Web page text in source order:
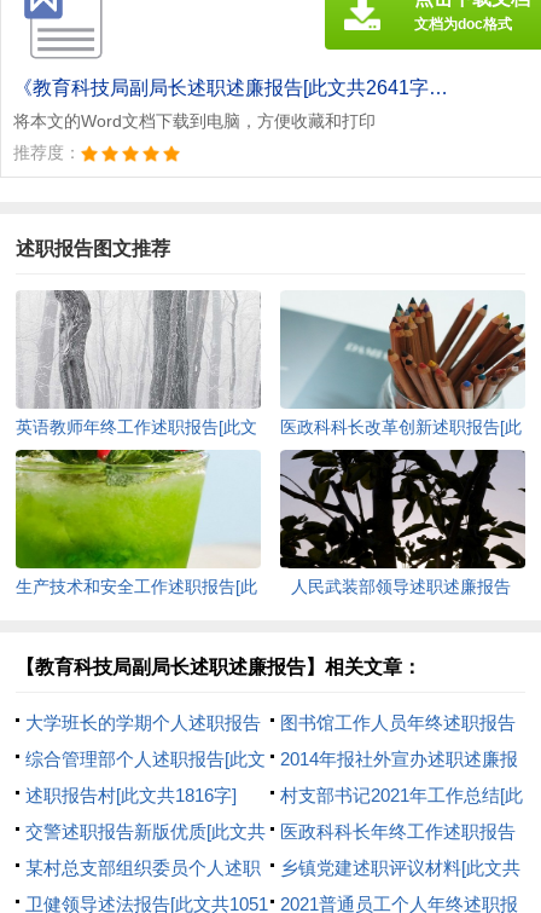
《教育科技局副局长述职述廉报告[此文共2641字].doc》
将本文的Word文档下载到电脑，方便收藏和打印
推荐度：
文档为doc格式
述职报告图文推荐
英语教师年终工作述职报告[此文
共5853字]
医政科科长改革创新述职报告[此
文共1653字]
生产技术和安全工作述职报告[此
人民武装部领导述职述廉报告
【教育科技局副局长述职述廉报告】相关文章：
大学班长的学期个人述职报告
[此文共6254字]
图书馆工作人员年终述职报告
[此文共5167字]
综合管理部个人述职报告[此文
共1449字]
2014年报社外宣办述职述廉报
告[此文共10594字]
述职报告村[此文共1816字]
村支部书记2021年工作总结[此
文共2384字]
交警述职报告新版优质[此文共
9713字]
医政科科长年终工作述职报告
[此文共11549字]
某村总支部组织委员个人述职
报告[此文共903字]
乡镇党建述职评议材料[此文共
1030字]
卫健领导述法报告[此文共1051 2021普通员工个人年终述职报